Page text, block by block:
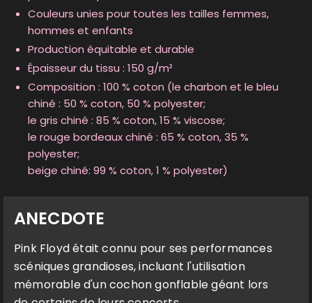
Couleurs unies pour toutes les tailles femmes,
hommes et enfants
Production équitable et durable
Épaisseur du tissu : 150 g/m²
Composition : 100 % coton (le charbon et le bleu
chiné : 50 % coton, 50 % polyester;
le gris chiné : 85 % coton, 15 % viscose;
le rouge bordeaux chiné : 65 % coton, 35 %
polyester;
beige chiné: 99 % coton, 1 % polyester)
ANECDOTE
Pink Floyd était connu pour ses performances
scéniques grandioses, incluant l'utilisation
mémorable d'un cochon gonflable géant lors